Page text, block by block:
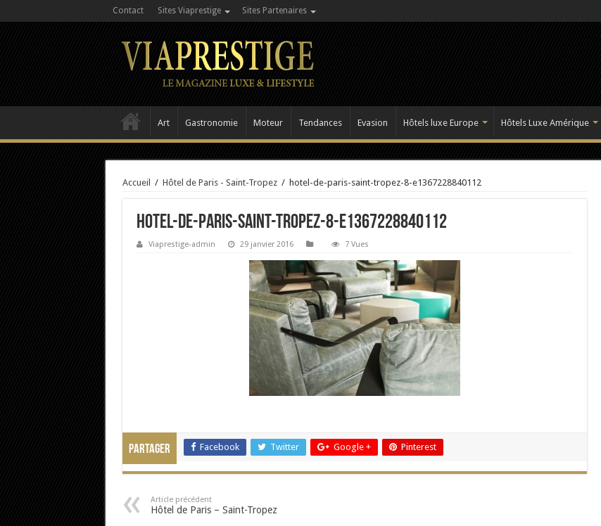
Contact Sites Viaprestige Sites Partenaires
Art Gastronomie Moteur Tendances Evasion Hôtels luxe Europe Hôtels Luxe Amérique
Accueil / Hôtel de Paris - Saint-Tropez / hotel-de-paris-saint-tropez-8-e1367228840112
hotel-de-paris-saint-tropez-8-e1367228840112
Viaprestige-admin 29 janvier 2016 7 Vues
Partager Facebook Twitter Google + Pinterest
Article précédent
Hôtel de Paris – Saint-Tropez